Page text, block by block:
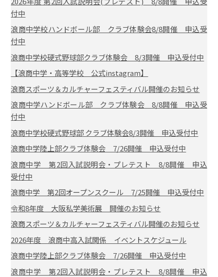
付中
浪商中学校ハンドボール部 クラブ体験会8/8開催 申込受
付中
浪商中学校硬式野球部クラブ体験会 8/3開催 申込受付中
【浪商中学・高等学校 公式instagram】
浪商スポーツ＆カルチャーフェスティバル開催のお知らせ
浪商中学ハンドボール部 クラブ体験会 8/8開催 申込受
付中
浪商中学校硬式野球部 クラブ体験会8/3開催 申込受付中
浪商中学陸上部クラブ体験会 7/26開催 申込受付中
浪商中学 第2回入試説明会・プレテスト 8/8開催 申込
受付中
浪商中学 第2回オープンスクール 7/25開催 申込受付中
令和8年度 大阪私学美術展 開催のお知らせ
浪商スポーツ＆カルチャーフェスティバル開催のお知らせ
2026年度 浪商中高入試関係 イベントスケジュール
浪商中学陸上部クラブ体験会 7/26開催 申込受付中
浪商中学 第2回入試説明会・プレテスト 8/8開催 申込